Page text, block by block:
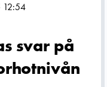
12:54
svar på